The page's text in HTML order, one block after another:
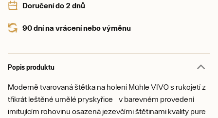
Doručení do 2 dnů
90 dní na vrácení nebo výměnu
Popis produktu
Moderně tvarovaná štětka na holení Mühle VIVO s rukojetí z
třikrát leštěné umělé pryskyřice v barevném provedení
imitujícím rohovinu osazená jezevčími štětinami kvality pure